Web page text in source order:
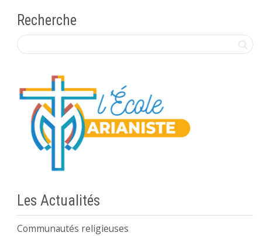
Recherche
Les Actualités
Communautés religieuses